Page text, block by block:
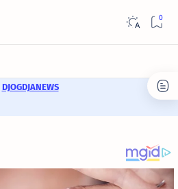
DJOGDJANEWS